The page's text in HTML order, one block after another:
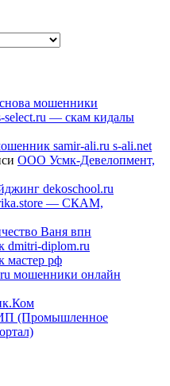
мошенники
select.ru — скам кидалы
samir-ali.ru s-ali.net
ООО Усмк-Девелопмент,
dekoschool.ru
— СКАМ,
Ваня впн
dmitri-diplom.ru
рф
мошенники онлайн
(Промышленное